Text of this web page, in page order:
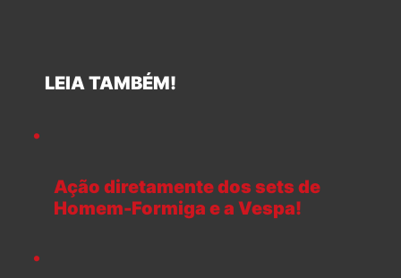
LEIA TAMBÉM!
Ação diretamente dos sets de
Homem-Formiga e a Vespa!